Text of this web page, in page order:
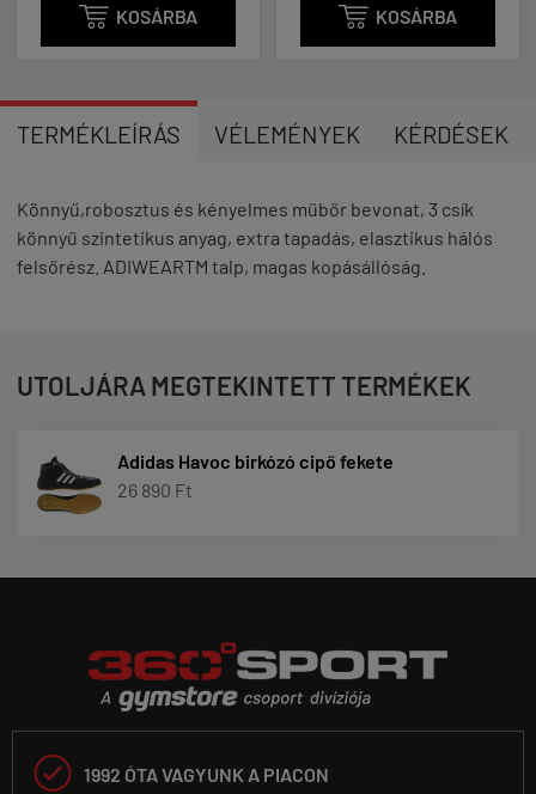
 KOSÁRBA  KOSÁRBA
TERMÉKLEÍRÁS VÉLEMÉNYEK KÉRDÉSEK
Könnyű,robosztus és kényelmes műbőr bevonat, 3 csík
könnyű szintetikus anyag, extra tapadás, elasztikus hálós
felsőrész. ADIWEARTM talp, magas kopásállóság.
UTOLJÁRA MEGTEKINTETT TERMÉKEK
Adidas Havoc birkózó cipő fekete
26 890 Ft
 1992 ÓTA VAGYUNK A PIACON